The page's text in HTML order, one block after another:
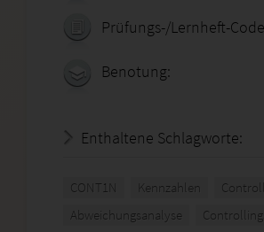
Prüfungs-/Lernheft-
Benotung:
Enthaltene Schlagworte:
CONT1N Kennzahlen
Abweichungsanalyse